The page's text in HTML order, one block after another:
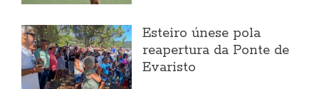
Esteiro únese pola
reapertura da Ponte de
Evaristo